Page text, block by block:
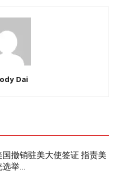
Dai
国撤销驻美大使签证 指责美
举...